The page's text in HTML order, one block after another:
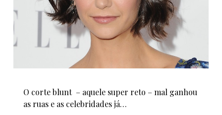
O corte blunt – aquele super reto – mal ganhou
as ruas e as celebridades já…